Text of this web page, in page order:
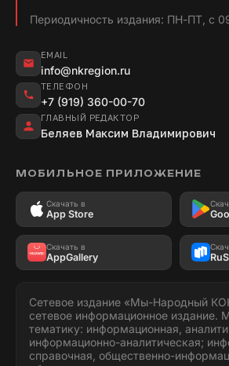
Периодичность издания: ПН-ПТ, с
EMAIL
info@nkregion.ru
ТЕЛЕФОН
+7 (919) 360-00-70
ГЛАВНЫЙ РЕДАКТОР
Беляев Максим Владимирович
МОБИЛЬНОЕ ПРИЛОЖЕНИЕ
Скачать в
App Store
Скачать в
AppGallery
Сетевое издание «Мы-Народный
сетевое информационное издание.
тематику: информационная,
информационно-аналитическая;
справочная, общественно-